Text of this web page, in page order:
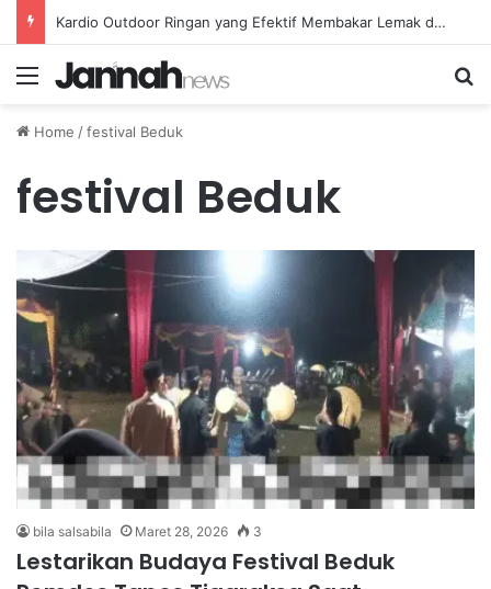
Kardio Outdoor Ringan yang Efektif Membakar Lemak dan Menyegarkan Tubuh Anda
Menu
Home /festival Beduk
festival Beduk
bila salsabila Maret 28, 2026 3
Lestarikan Budaya Festival Beduk